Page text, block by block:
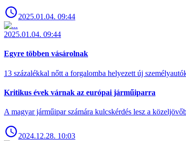
2025.01.04. 09:44
2025.01.04. 09:44
Egyre többen vásárolnak
13 százalékkal nőtt a forgalomba helyezett új
Kritikus évek várnak az európai járműiparra
A magyar járműipar számára kulcskérdés lesz a
2024.12.28. 10:03